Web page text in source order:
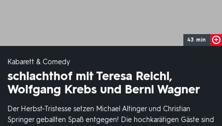
43 min
Kabarett & Comedy
schlachthof mit Teresa Reichl,
Wolfgang Krebs und Berni Wagner
Der Herbst-Tristesse setzen Michael Altinger und Christian
Springer geballten Spaß entgegen! Die hochkarätigen Gäste sind